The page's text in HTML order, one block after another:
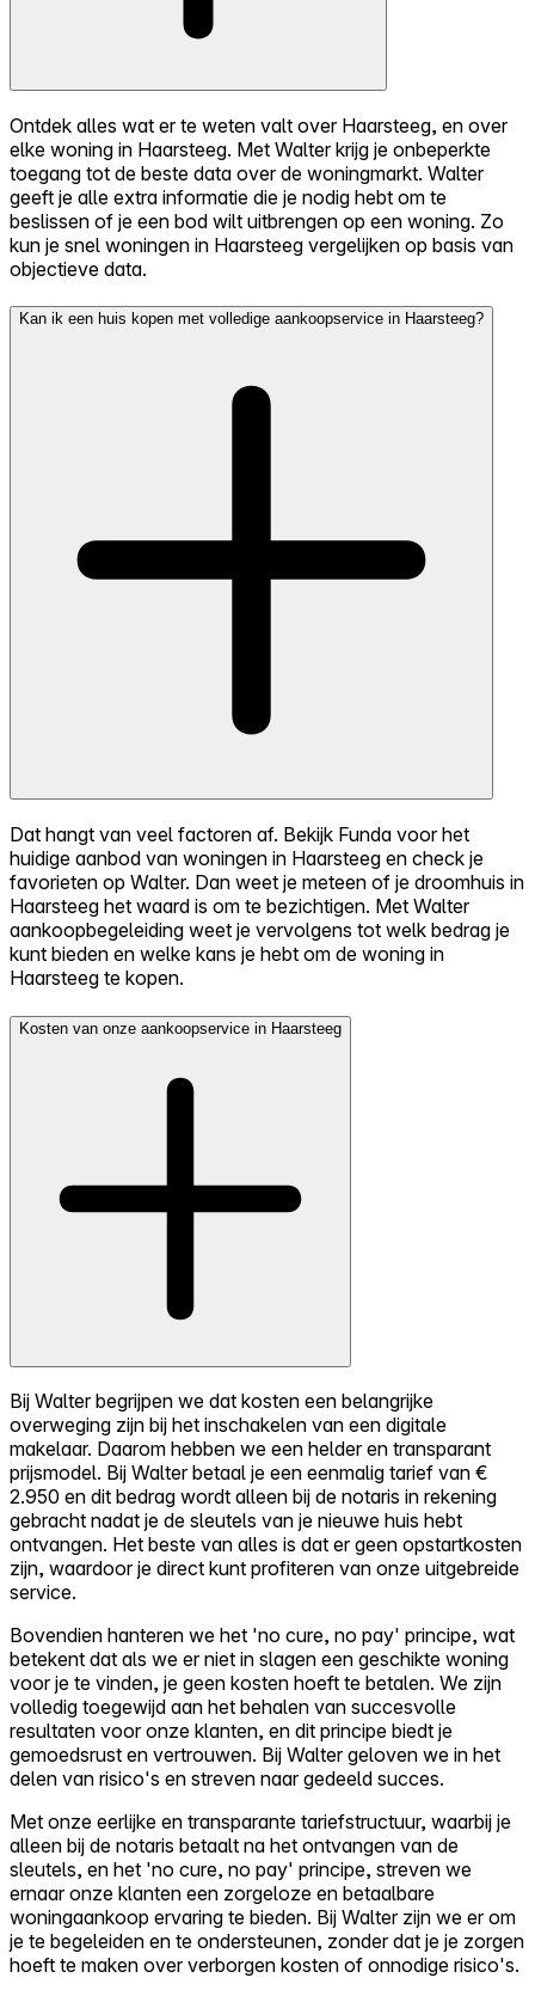
Ontdek alles wat er te weten valt over Haarsteeg, en over
elke woning in Haarsteeg. Met Walter krijg je onbeperkte
toegang tot de beste data over de woningmarkt. Walter
geeft je alle extra informatie die je nodig hebt om te
beslissen of je een bod wilt uitbrengen op een woning. Zo
kun je snel woningen in Haarsteeg vergelijken op basis van
objectieve data.
Kan ik een huis kopen met volledige aankoopservice in Haarsteeg?
Dat hangt van veel factoren af. Bekijk Funda voor het
huidige aanbod van woningen in Haarsteeg en check je
favorieten op Walter. Dan weet je meteen of je droomhuis in
Haarsteeg het waard is om te bezichtigen. Met Walter
aankoopbegeleiding weet je vervolgens tot welk bedrag je
kunt bieden en welke kans je hebt om de woning in
Haarsteeg te kopen.
Kosten van onze aankoopservice in Haarsteeg
Bij Walter begrijpen we dat kosten een belangrijke
overweging zijn bij het inschakelen van een digitale
makelaar. Daarom hebben we een helder en transparant
prijsmodel. Bij Walter betaal je een eenmalig tarief van €
2.950 en dit bedrag wordt alleen bij de notaris in rekening
gebracht nadat je de sleutels van je nieuwe huis hebt
ontvangen. Het beste van alles is dat er geen opstartkosten
zijn, waardoor je direct kunt profiteren van onze uitgebreide
service.
Bovendien hanteren we het 'no cure, no pay' principe, wat
betekent dat als we er niet in slagen een geschikte woning
voor je te vinden, je geen kosten hoeft te betalen. We zijn
volledig toegewijd aan het behalen van succesvolle
resultaten voor onze klanten, en dit principe biedt je
gemoedsrust en vertrouwen. Bij Walter geloven we in het
delen van risico's en streven naar gedeeld succes.
Met onze eerlijke en transparante tariefstructuur, waarbij je
alleen bij de notaris betaalt na het ontvangen van de
sleutels, en het 'no cure, no pay' principe, streven we
ernaar onze klanten een zorgeloze en betaalbare
woningaankoop ervaring te bieden. Bij Walter zijn we er om
je te begeleiden en te ondersteunen, zonder dat je je zorgen
hoeft te maken over verborgen kosten of onnodige risico's.